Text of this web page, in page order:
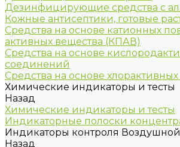
Дезинфицирующие средства с
Кожные антисептики, готовые
Средства на основе катионных
активных вещества (КПАВ)
Средства на основе
соединений
Средства на основе
Химические индикаторы и тесты
Назад
Химические индикаторы и тесты
Индикаторные полоски
Индикаторы контроля
Назад